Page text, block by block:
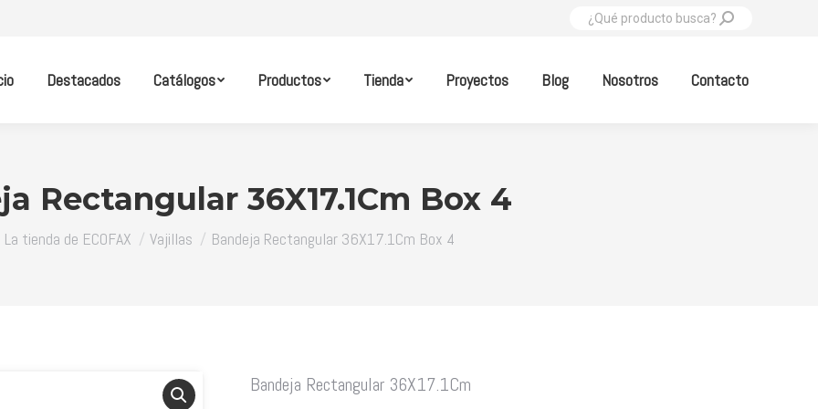
Buscar:
Destacados Catálogos Productos Tienda Proyectos Blog Nosotros Contacto
Rectangular 36X17.1Cm Box 4
La tienda de ECOFAX Vajillas Bandeja Rectangular 36X17.1Cm Box 4
Bandeja Rectangular 36X17.1Cm